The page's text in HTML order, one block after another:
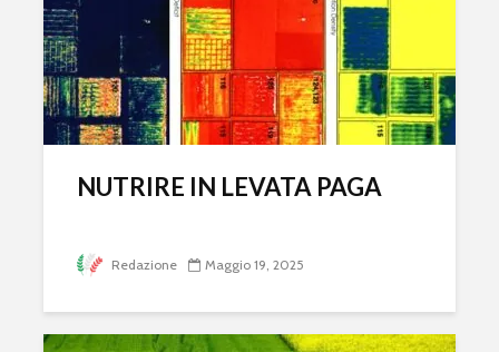
NUTRIRE IN LEVATA PAGA
Redazione Maggio 19, 2025